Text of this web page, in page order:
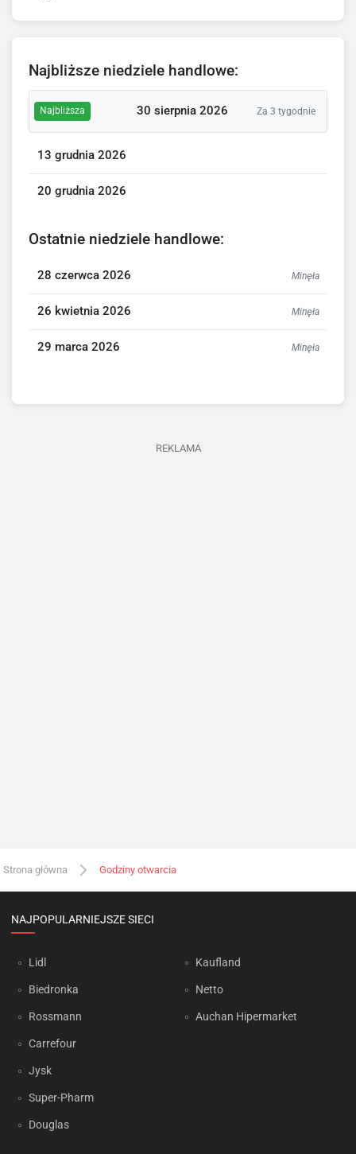
Najbliższe niedziele handlowe:
Najbliższa 30 sierpnia 2026 Za 3 tygodnie
13 grudnia 2026
20 grudnia 2026
Ostatnie niedziele handlowe:
28 czerwca 2026 Minęła
26 kwietnia 2026 Minęła
29 marca 2026 Minęła
REKLAMA
Strona główna Godziny otwarcia
NAJPOPULARNIEJSZE SIECI
Lidl
Biedronka
Rossmann
Carrefour
Jysk
Super-Pharm
Douglas
Kaufland
Netto
Auchan Hipermarket